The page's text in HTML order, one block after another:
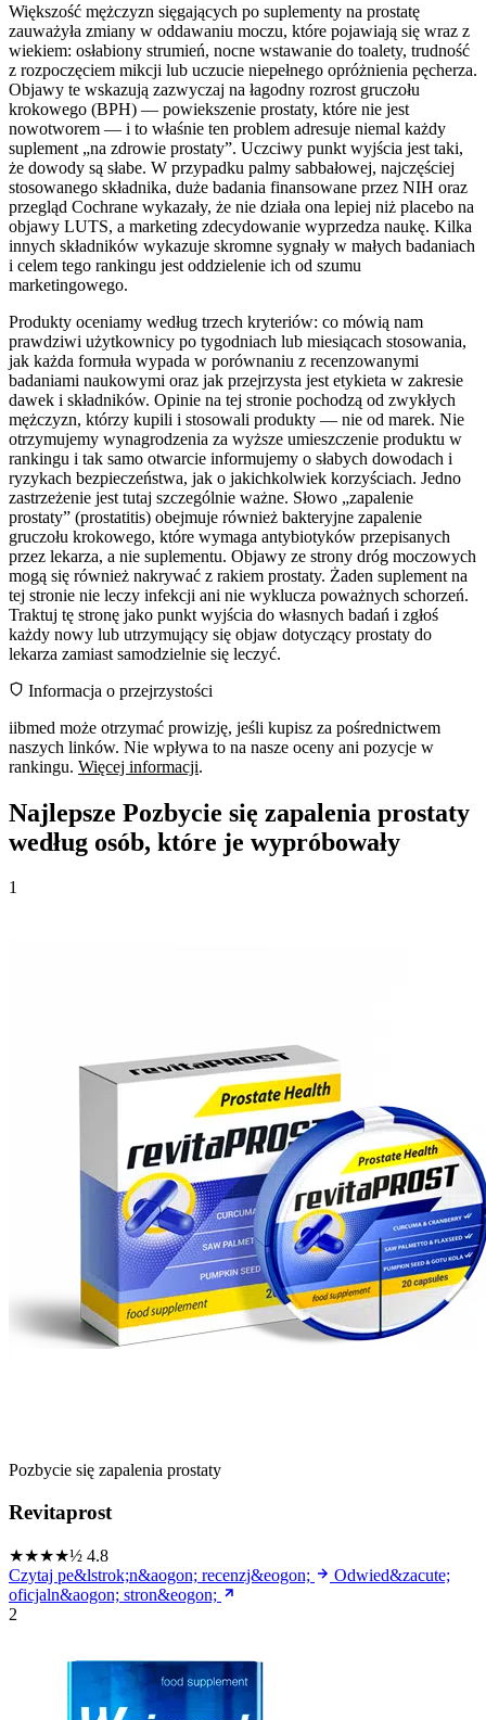
Większość mężczyzn sięgających po suplementy na prostatę
zauważyła zmiany w oddawaniu moczu, które pojawiają się wraz z
wiekiem: osłabiony strumień, nocne wstawanie do toalety, trudność
z rozpoczęciem mikcji lub uczucie niepełnego opróżnienia pęcherza.
Objawy te wskazują zazwyczaj na łagodny rozrost gruczołu
krokowego (BPH) — powiekszenie prostaty, które nie jest
nowotworem — i to właśnie ten problem adresuje niemal każdy
suplement „na zdrowie prostaty”. Uczciwy punkt wyjścia jest taki,
że dowody są słabe. W przypadku palmy sabbałowej, najczęściej
stosowanego składnika, duże badania finansowane przez NIH oraz
przegląd Cochrane wykazały, że nie działa ona lepiej niż placebo na
objawy LUTS, a marketing zdecydowanie wyprzedza naukę. Kilka
innych składników wykazuje skromne sygnały w małych badaniach
i celem tego rankingu jest oddzielenie ich od szumu
marketingowego.
Produkty oceniamy według trzech kryteriów: co mówią nam
prawdziwi użytkownicy po tygodniach lub miesiącach stosowania,
jak każda formuła wypada w porównaniu z recenzowanymi
badaniami naukowymi oraz jak przejrzysta jest etykieta w zakresie
dawek i składników. Opinie na tej stronie pochodzą od zwykłych
mężczyzn, którzy kupili i stosowali produkty — nie od marek. Nie
otrzymujemy wynagrodzenia za wyższe umieszczenie produktu w
rankingu i tak samo otwarcie informujemy o słabych dowodach i
ryzykach bezpieczeństwa, jak o jakichkolwiek korzyściach. Jedno
zastrzeżenie jest tutaj szczególnie ważne. Słowo „zapalenie
prostaty” (prostatitis) obejmuje również bakteryjne zapalenie
gruczołu krokowego, które wymaga antybiotyków przepisanych
przez lekarza, a nie suplementu. Objawy ze strony dróg moczowych
mogą się również nakrywać z rakiem prostaty. Żaden suplement na
tej stronie nie leczy infekcji ani nie wyklucza poważnych schorzeń.
Traktuj tę stronę jako punkt wyjścia do własnych badań i zgłoś
każdy nowy lub utrzymujący się objaw dotyczący prostaty do
lekarza zamiast samodzielnie się leczyć.
Informacja o przejrzystości
iibmed może otrzymać prowizję, jeśli kupisz za pośrednictwem
naszych linków. Nie wpływa to na nasze oceny ani pozycje w
rankingu. Więcej informacji.
Najlepsze Pozbycie się zapalenia prostaty
według osób, które je wypróbowały
1
Pozbycie się zapalenia prostaty
Revitaprost
★★★★½ 4.8
Czytaj pe&lstrok;n&aogon; recenzj&eogon;
Odwied&zacute;
oficjaln&aogon; stron&eogon;
2